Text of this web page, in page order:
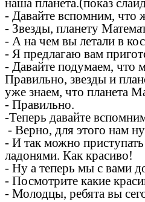
наша планета.(показ
- Давайте вспомним, что
- Звезды, планету
- А на чем вы летали в
- Я предлагаю вам
- Давайте подумаем, что
Правильно, звезды и
уже знаем, что планета
- Правильно.
-Теперь давайте
- Верно, для этого нам
- И так можно
ладонями. Как красиво!
- Ну а теперь мы с вами
- Посмотрите какие
- Молодцы, ребята вы